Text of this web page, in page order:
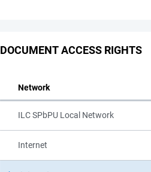
DOCUMENT ACCESS RIGHTS
Network
ILC SPbPU Local Network
Internet